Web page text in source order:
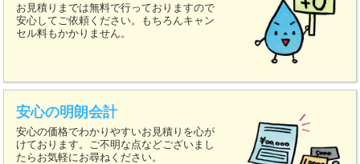
お見積りまでは無料で行っておりますので
安心してご依頼ください。もちろんキャン
セル料もかかりません。
安心の明朗会計
安心の価格でわかりやすいお見積りを心が
けております。ご不明な点などございまし
たらお気軽にお尋ねください。